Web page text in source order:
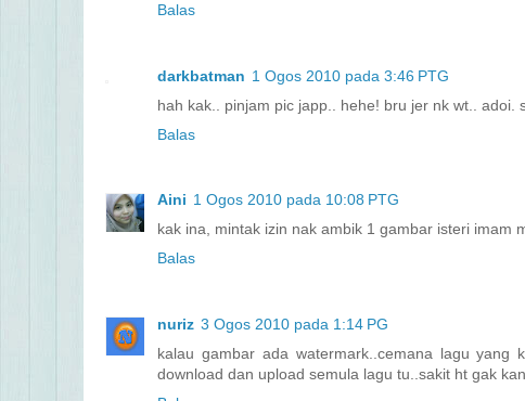
Balas
darkbatman 1 Ogos 2010 pada 3:46 PTG
hah kak.. pinjam pic japp.. hehe! bru jer nk wt.. adoi.
Balas
Aini 1 Ogos 2010 pada 10:08 PTG
kak ina, mintak izin nak ambik 1 gambar isteri imam
Balas
nuriz 3 Ogos 2010 pada 1:14 PG
kalau gambar ada watermark..cemana lagu
download dan upload semula lagu tu..sakit ht gak kan